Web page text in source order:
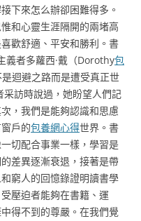
下來怎么辦卻困難得多。
和心靈生涯隔開的兩堵高
歡舒適、平安和勝利。書
義者多蘿西·戴（Dorothy包
迴避之路而是遭受真正世
采訪時說過，她盼望人們記
，我們是能夠認識和思慮
戶的包養網心得世界。書
切配合事業一樣，學習是
差異逐漸衰退，接著是帶
窮人的回憶錄證明讀書學
壓迫者能夠在書籍、運
得不到的尊嚴。在我們覺